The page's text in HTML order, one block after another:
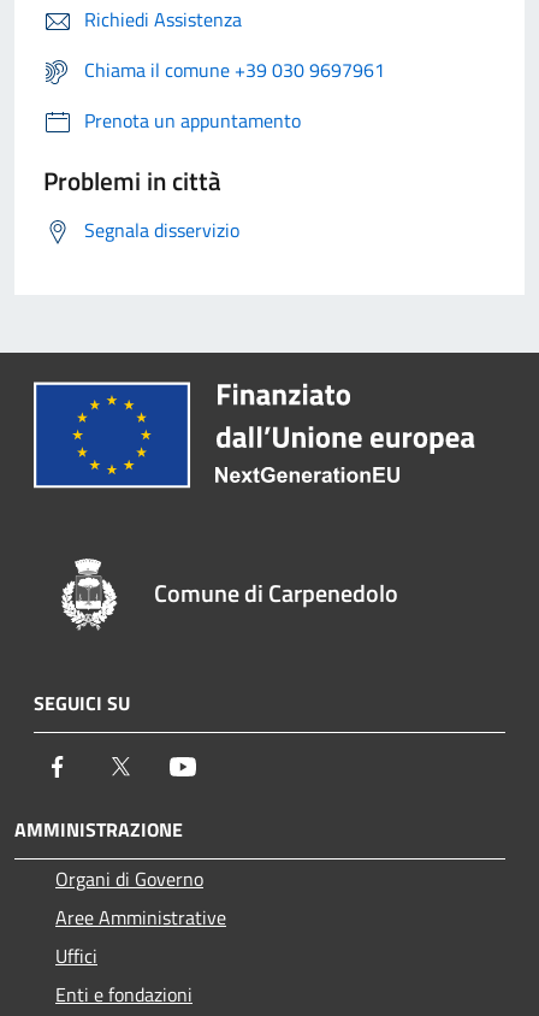
Richiedi Assistenza
Chiama il comune +39 030 9697961
Prenota un appuntamento
Problemi in città
Segnala disservizio
Comune di Carpenedolo
SEGUICI SU
Facebook Twitter
AMMINISTRAZIONE
Organi di Governo
Aree Amministrative
Uffici
Enti e fondazioni